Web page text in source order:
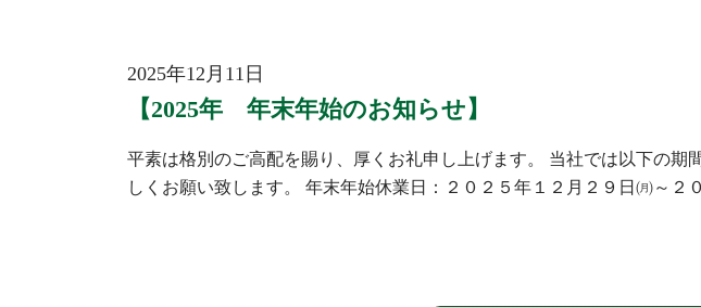
2025年12月11日
【2025年 年末年始のお知らせ】
平素は格別のご高配を賜り、厚くお礼申し上げます。 当社では以下の
しくお願い致します。 年末年始休業日：２０２５年１２月２９日㈪～